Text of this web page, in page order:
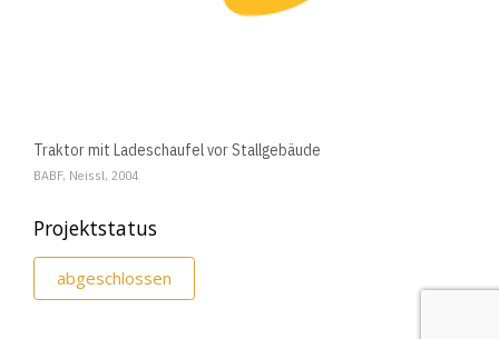
Traktor mit Ladeschaufel vor Stallgebäude
BABF, Neissl, 2004
Projektstatus
abgeschlossen